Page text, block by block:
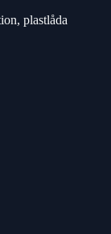
plastlåda